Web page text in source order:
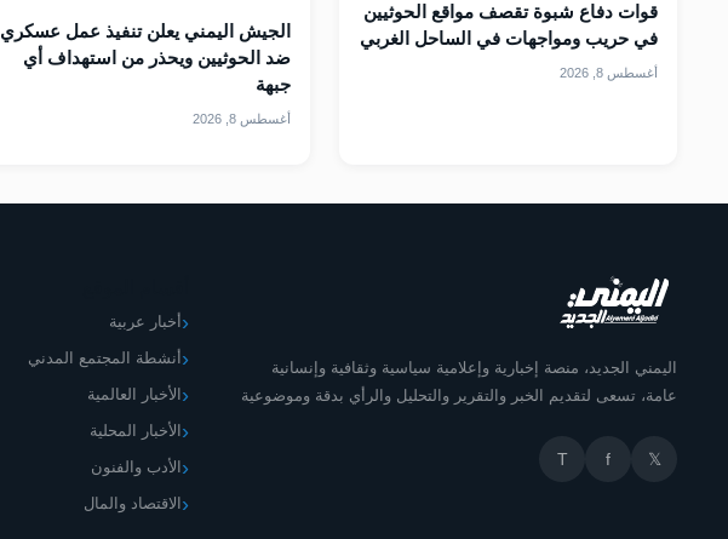
قوات دفاع شبوة تقصف مواقع الحوثيين
في حريب ومواجهات في الساحل الغربي
أغسطس 8, 2026
الجيش اليمني يعلن تنفيذ عمل عسكري
ضد الحوثيين ويحذر من استهداف أي
جبهة
أغسطس 8, 2026
اليمني الجديد، منصة إخبارية وإعلامية سياسية وثقافية وإنسانية
عامة، تسعى لتقديم الخبر والتقرير والتحليل والرأي بدقة وموضوعية
𝕏
f
T
أخبار عربية
أنشطة المجتمع المدني
الأخبار العالمية
الأخبار المحلية
الأدب والفنون
الاقتصاد والمال